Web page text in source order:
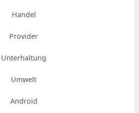
Handel
Provider
Unterhaltung
Umwelt
Android